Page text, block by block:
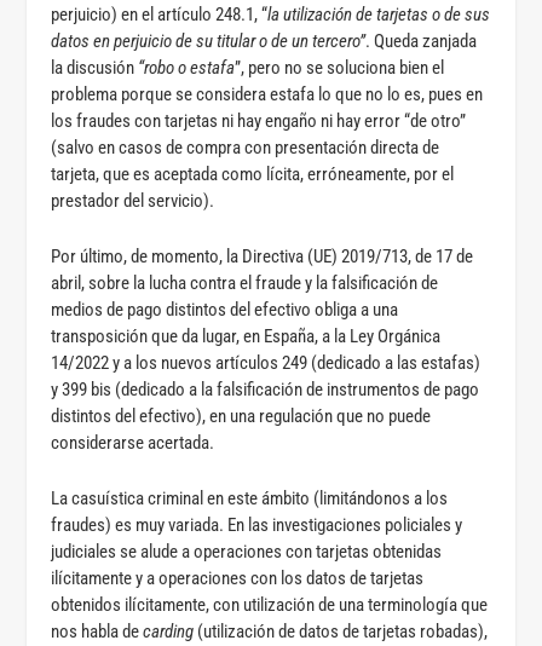
perjuicio) en el artículo 248.1, “la utilización de tarjetas o de sus
datos en perjuicio de su titular o de un tercero”. Queda zanjada
la discusión “robo o estafa”, pero no se soluciona bien el
problema porque se considera estafa lo que no lo es, pues en
los fraudes con tarjetas ni hay engaño ni hay error “de otro”
(salvo en casos de compra con presentación directa de
tarjeta, que es aceptada como lícita, erróneamente, por el
prestador del servicio).
Por último, de momento, la Directiva (UE) 2019/713, de 17 de
abril, sobre la lucha contra el fraude y la falsificación de
medios de pago distintos del efectivo obliga a una
transposición que da lugar, en España, a la Ley Orgánica
14/2022 y a los nuevos artículos 249 (dedicado a las estafas)
y 399 bis (dedicado a la falsificación de instrumentos de pago
distintos del efectivo), en una regulación que no puede
considerarse acertada.
La casuística criminal en este ámbito (limitándonos a los
fraudes) es muy variada. En las investigaciones policiales y
judiciales se alude a operaciones con tarjetas obtenidas
ilícitamente y a operaciones con los datos de tarjetas
obtenidos ilícitamente, con utilización de una terminología que
nos habla decarding (utilización de datos de tarjetas robadas),